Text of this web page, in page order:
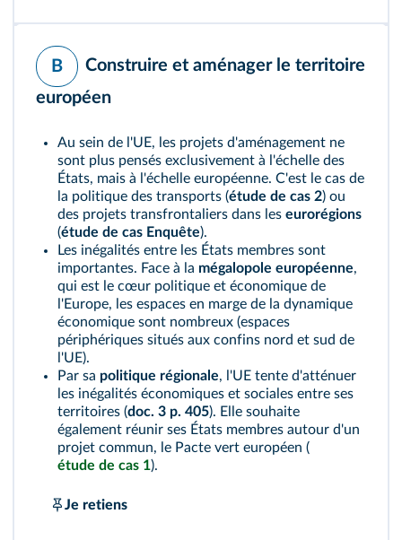
B
Construire et aménager le territoire
européen
Au sein de l'UE, les projets d'aménagement ne
sont plus pensés exclusivement à l'échelle des
États, mais à l'échelle européenne. C'est le cas de
la politique des transports (étude de cas 2) ou
des projets transfrontaliers dans les eurorégions
(étude de cas Enquête).
Les inégalités entre les États membres sont
importantes. Face à la mégalopole européenne,
qui est le cœur politique et économique de
l'Europe, les espaces en marge de la dynamique
économique sont nombreux (espaces
périphériques situés aux confins nord et sud de
l'UE).
Par sa politique régionale, l'UE tente d'atténuer
les inégalités économiques et sociales entre ses
territoires (doc. 3 p. 405). Elle souhaite
également réunir ses États membres autour d'un
projet commun, le Pacte vert européen (
étude de cas 1).
Je retiens